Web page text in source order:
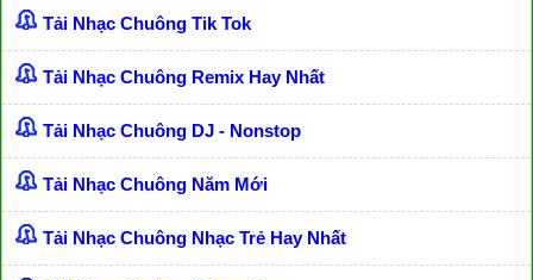
Tải Nhạc Chuông Tik Tok
Tải Nhạc Chuông Remix Hay Nhất
Tải Nhạc Chuông DJ - Nonstop
Tải Nhạc Chuông Năm Mới
Tải Nhạc Chuông Nhạc Trẻ Hay Nhất